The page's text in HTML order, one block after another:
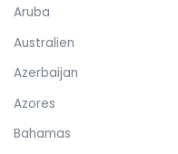
Aruba
Australien
Azerbaijan
Azores
Bahamas